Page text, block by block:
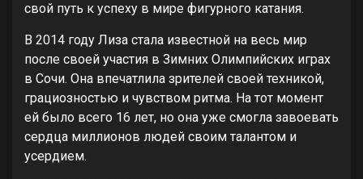
свой путь к успеху в мире фигурного катания.
В 2014 году Лиза стала известной на весь мир
после своей участия в Зимних Олимпийских играх
в Сочи. Она впечатлила зрителей своей техникой,
грациозностью и чувством ритма. На тот момент
ей было всего 16 лет, но она уже смогла завоевать
сердца миллионов людей своим талантом и
усердием.